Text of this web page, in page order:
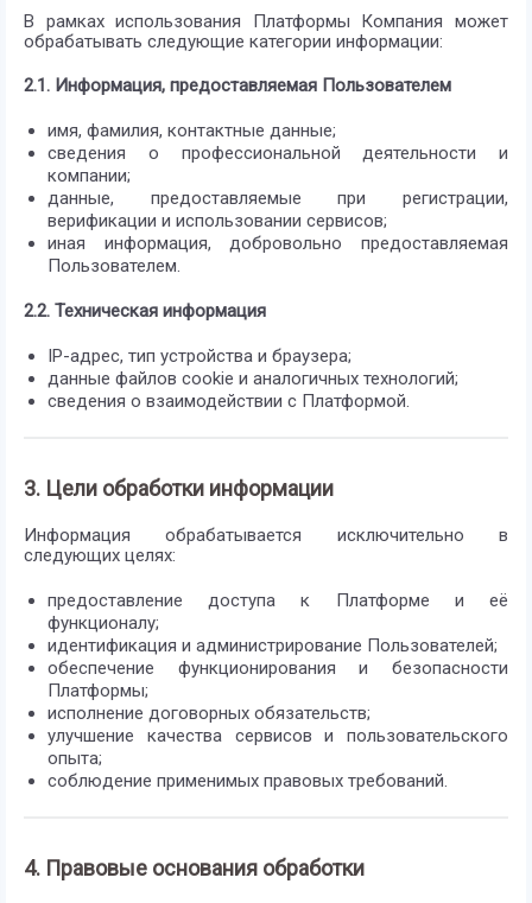
В рамках использования Платформы Компания может
обрабатывать следующие категории информации:
2.1. Информация, предоставляемая Пользователем
имя, фамилия, контактные данные;
сведения о профессиональной деятельности и
компании;
данные, предоставляемые при регистрации,
верификации и использовании сервисов;
иная информация, добровольно предоставляемая
Пользователем.
2.2. Техническая информация
IP-адрес, тип устройства и браузера;
данные файлов cookie и аналогичных технологий;
сведения о взаимодействии с Платформой.
3. Цели обработки информации
Информация обрабатывается исключительно в
следующих целях:
предоставление доступа к Платформе и её
функционалу;
идентификация и администрирование Пользователей;
обеспечение функционирования и безопасности
Платформы;
исполнение договорных обязательств;
улучшение качества сервисов и пользовательского
опыта;
соблюдение применимых правовых требований.
4. Правовые основания обработки